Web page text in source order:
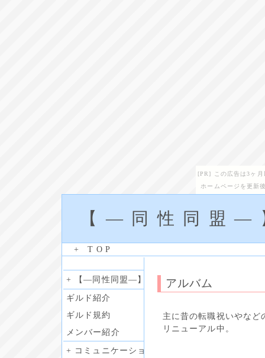
[PR] この広告は3ヶ
ホームページを更新
【―同性同盟―
+ TOP
+ 【―同性同盟―】
ギルド紹介
ギルド規約
メンバー紹介
+ コミュニケーショ
アルバム
主に昔の転職祝いやなど
リニューアル中。